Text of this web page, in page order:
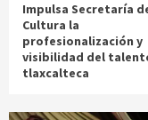
Impulsa Secretaría
Cultura la
profesionalización y
visibilidad del
tlaxcalteca